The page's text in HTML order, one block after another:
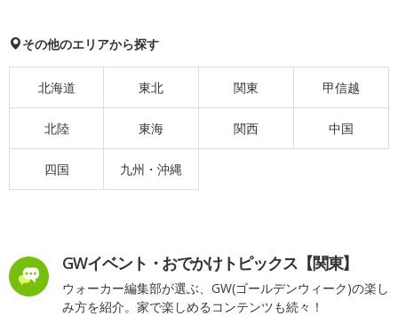
その他のエリアから探す
北海道 東北 関東 甲信越
北陸 東海 関西 中国
四国 九州・沖縄
GWイベント・おでかけトピックス【関東】
ウォーカー編集部が選ぶ、GW(ゴールデンウィーク)の楽し
み方を紹介。家で楽しめるコンテンツも続々！